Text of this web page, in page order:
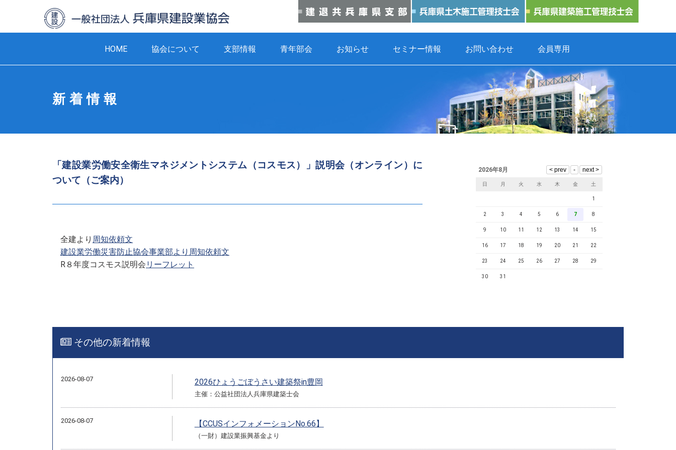
HOME 協会について 支部情報 青年部会 お知らせ セミナー情報 お問い合わせ 会員専用
新着情報
「建設業労働安全衛生マネジメントシステム（コスモス）」説明会（オンライン）に
ついて（ご案内）
全建より 周知依頼文
建設業労働災害防止協会事業部より周知依頼文
R８年度コスモス説明会 リーフレット
2026年8月
日 月 火 水 木 金 土
1
2 3 4 5 6 7 8
9 10 11 12 13 14 15
16 17 18 19 20 21 22
23 24 25 26 27 28 29
30 31
その他の新着情報
2026-08-07 2026ひょうごぼうさい建築祭in豊岡
主催：公益社団法人兵庫県建築士会
2026-08-07 【CCUSインフォメーションNo.66】
（一財）建設業振興基金より